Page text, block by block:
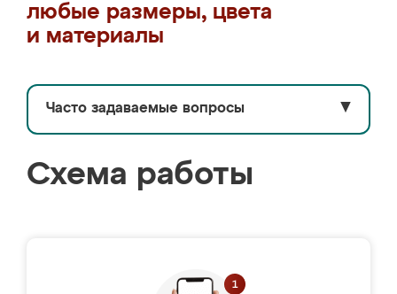
любые размеры, цвета
и материалы
Часто задаваемые вопросы ▼
Схема работы